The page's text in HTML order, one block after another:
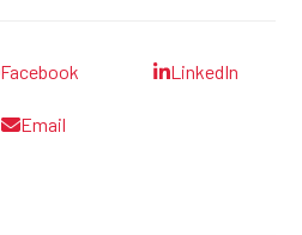
Facebook LinkedIn
Email